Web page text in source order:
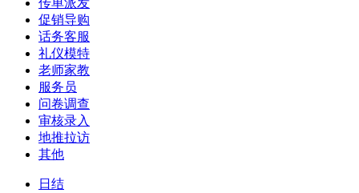
传单派发
促销导购
话务客服
礼仪模特
老师家教
服务员
问卷调查
审核录入
地推拉访
其他
日结